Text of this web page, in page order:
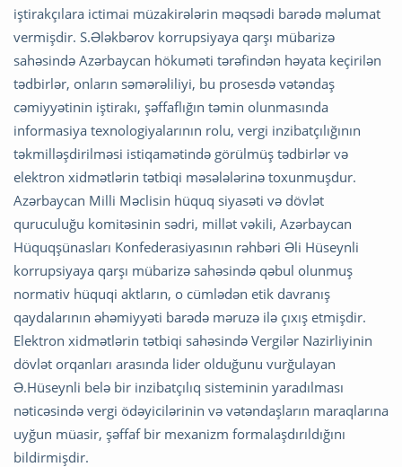
iştirakçılara ictimai müzakirələrin məqsədi barədə məlumat
vermişdir. S.Ələkbərov korrupsiyaya qarşı mübarizə
sahəsində Azərbaycan hökuməti tərəfindən həyata keçirilən
tədbirlər, onların səmərəliliyi, bu prosesdə vətəndaş
cəmiyyətinin iştirakı, şəffaflığın təmin olunmasında
informasiya texnologiyalarının rolu, vergi inzibatçılığının
təkmilləşdirilməsi istiqamətində görülmüş tədbirlər və
elektron xidmətlərin tətbiqi məsələlərinə toxunmuşdur.
Azərbaycan Milli Məclisin hüquq siyasəti və dövlət
quruculuğu komitəsinin sədri, millət vəkili, Azərbaycan
Hüquqşünasları Konfederasiyasının rəhbəri Əli Hüseynli
korrupsiyaya qarşı mübarizə sahəsində qəbul olunmuş
normativ hüquqi aktların, o cümlədən etik davranış
qaydalarının əhəmiyyəti barədə məruzə ilə çıxış etmişdir.
Elektron xidmətlərin tətbiqi sahəsində Vergilər Nazirliyinin
dövlət orqanları arasında lider olduğunu vurğulayan
Ə.Hüseynli belə bir inzibatçılıq sisteminin yaradılması
nəticəsində vergi ödəyicilərinin və vətəndaşların maraqlarına
uyğun müasir, şəffaf bir mexanizm formalaşdırıldığını
bildirmişdir.